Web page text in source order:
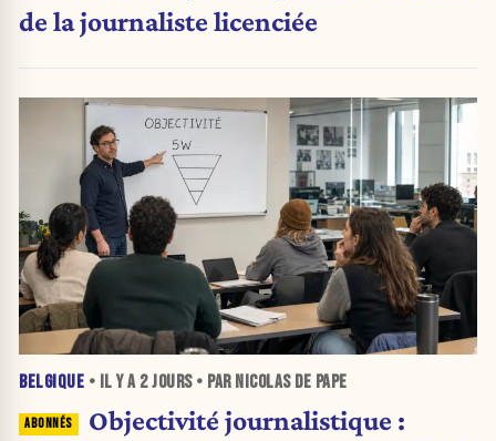
de la journaliste licenciée
BELGIQUE • IL Y A 2 JOURS• PAR NICOLAS DE PAPE
Objectivité journalistique :